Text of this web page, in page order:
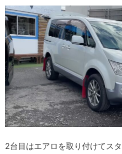
2台目はエアロを取り付けてス